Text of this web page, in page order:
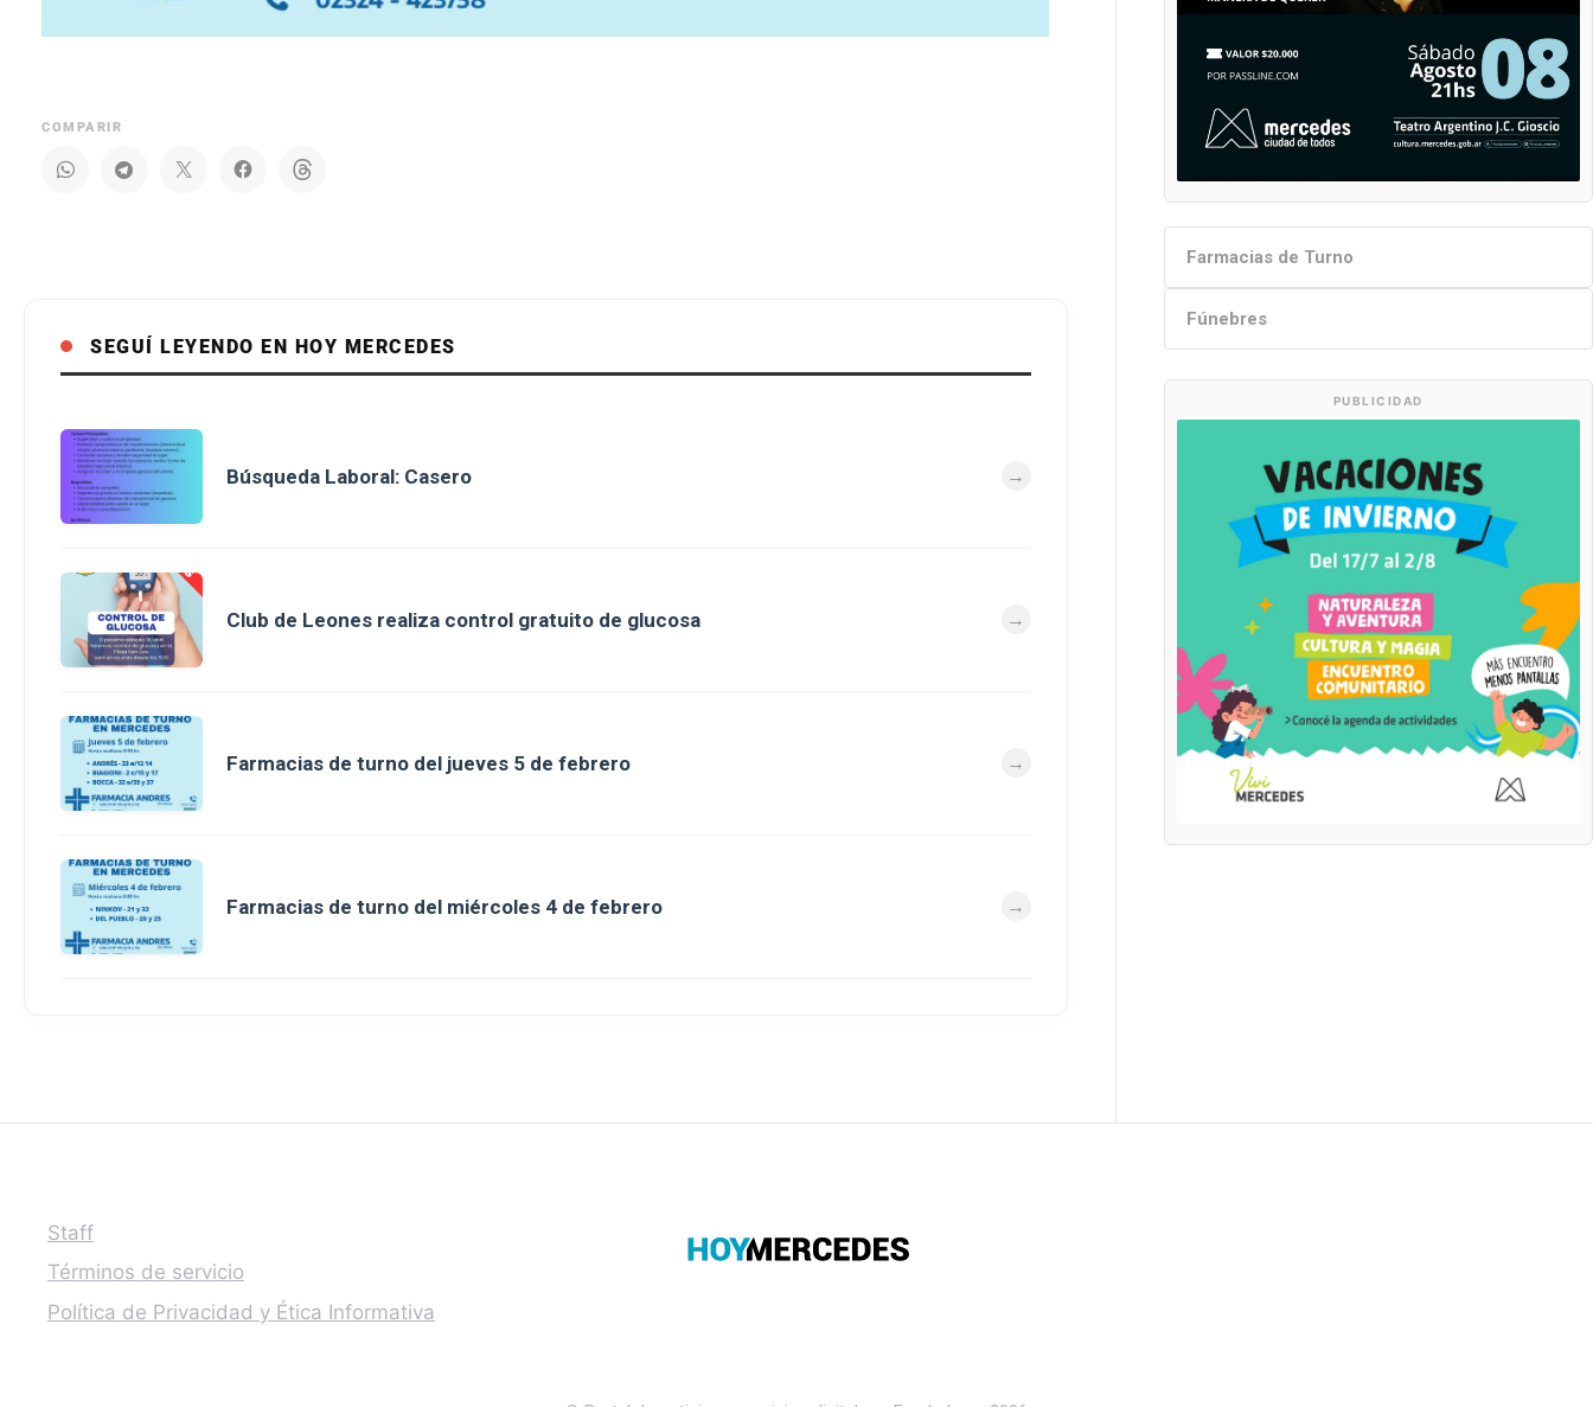
COMPARIR
SEGUÍ LEYENDO EN HOY MERCEDES
Búsqueda Laboral: Casero
Club de Leones realiza control gratuito de glucosa
Farmacias de turno del jueves 5 de febrero
Farmacias de turno del miércoles 4 de febrero
Farmacias de Turno
Fúnebres
PUBLICIDAD
Staff
Términos de servicio
Política de Privacidad y Ética Informativa